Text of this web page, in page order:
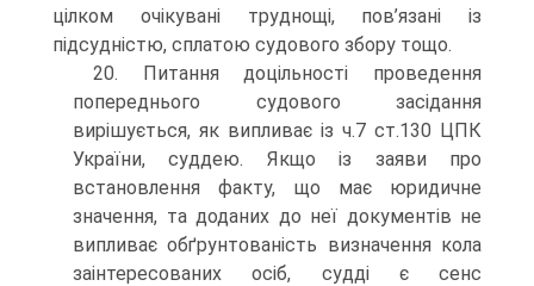
цілком очікувані труднощі, пов’язані із
підсудністю, сплатою судового збору тощо.
20. Питання доцільності проведення
попереднього судового засідання
вирішується, як випливає із ч.7 ст.130 ЦПК
України, суддею. Якщо із заяви про
встановлення факту, що має юридичне
значення, та доданих до неї документів не
випливає обґрунтованість визначення кола
заінтересованих осіб, судді є сенс